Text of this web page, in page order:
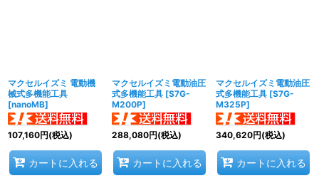
マクセルイズミ 電動機
械式多機能工具
[nanoMB]
107,160円(税込)
カートに入れる
マクセルイズミ電動油圧
式多機能工具 [S7G-
M200P]
288,080円(税込)
カートに入れる
マクセルイズミ電動油圧
式多機能工具 [S7G-
M325P]
340,620円(税込)
カートに入れる